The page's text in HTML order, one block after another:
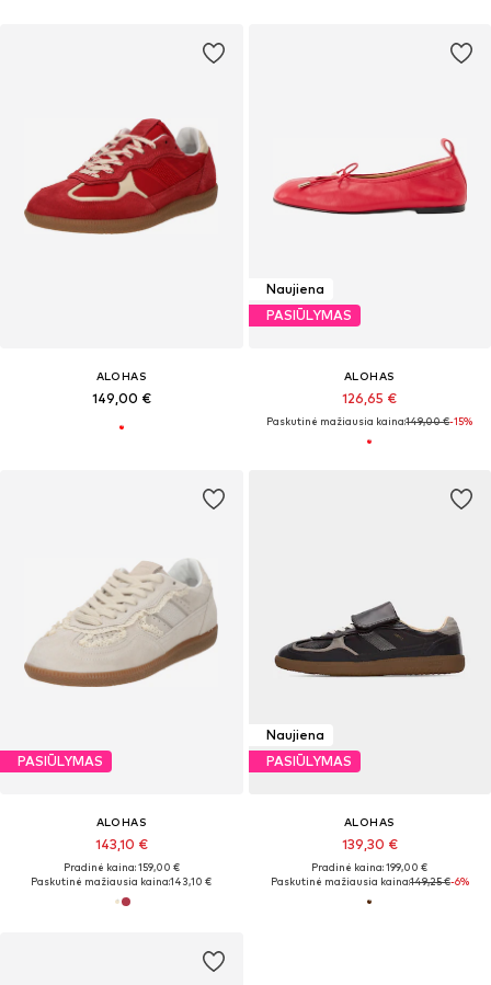
ALOHAS
149,00 €
Naujiena
PASIŪLYMAS
ALOHAS
126,65 €
Paskutinė mažiausia kaina:149,00 €-15%
PASIŪLYMAS
ALOHAS
143,10 €
Pradinė kaina: 159,00 €
Paskutinė mažiausia kaina:143,10 €
Naujiena
PASIŪLYMAS
ALOHAS
139,30 €
Pradinė kaina: 199,00 €
Paskutinė mažiausia kaina:149,25 €-6%